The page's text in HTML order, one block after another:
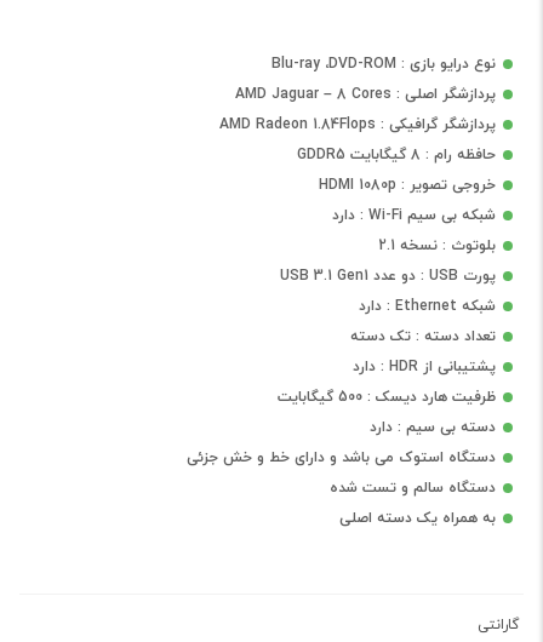
نوع درایو بازی : Blu-ray ،DVD-ROM
پردازشگر اصلی : AMD Jaguar – 8 Cores
پردازشگر گرافیکی : AMD Radeon 1.84Flops
حافظه رام : 8 گیگابایت GDDR5
خروجی تصویر : HDMI 1080p
شبکه بی سیم Wi-Fi : دارد
بلوتوث : نسخه 2.1
پورت USB : دو عدد USB 3.1 Gen1
شبکه Ethernet : دارد
تعداد دسته : تک دسته
پشتیبانی از HDR : دارد
ظرفیت هارد دیسک : 500 گیگابایت
دسته بی سیم : دارد
دستگاه استوک می باشد و دارای خط و خش جزئی
دستگاه سالم و تست شده
به همراه یک دسته اصلی
گارانتی